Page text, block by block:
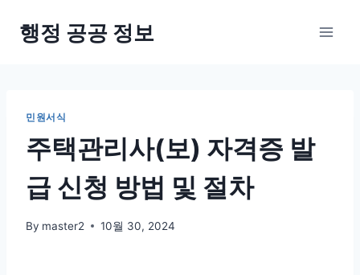
행정 공공 정보
민원서식
주택관리사(보) 자격증 발
급 신청 방법 및 절차
By master2 10월 30, 2024